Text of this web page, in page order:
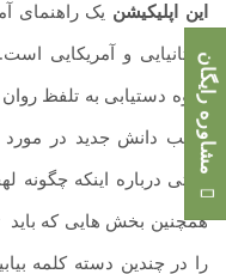
این اپلیکیشن یک راهنمای
بریتانیایی و آمریکایی
نحوه دستیابی به تلفظ
کسب دانش جدید در مورد
نکاتی درباره اینکه چگونه
همچنین بخش هایی که باید
را در چندین دسته کلمه
مشاوره رایگان